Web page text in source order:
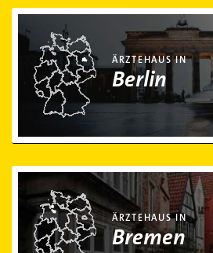
ÄRZTEHAUS IN
Berlin
Ärztehaus in Berlin
ÄRZTEHAUS IN
Bremen
Ärztehaus in Bremen